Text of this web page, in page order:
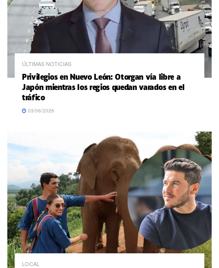
ÚLTIMAS NOTICIAS
Privilegios en Nuevo León: Otorgan vía libre a
Japón mientras los regios quedan varados en el
tráfico
03/06/2026
LOCAL